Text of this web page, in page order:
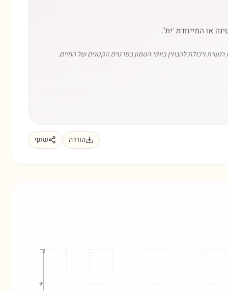
או המייחדת 'ית'.
ויכולת להבחין ביופי הטמון בפרטים הקטנים של החיים.
הורדה שתף
9
12